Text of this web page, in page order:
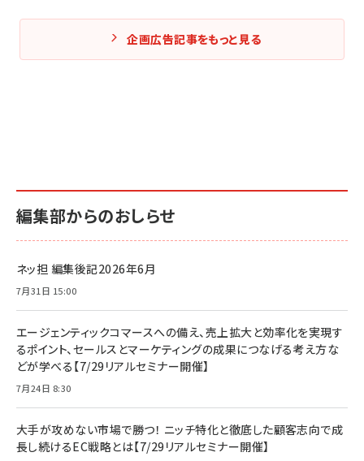
企画広告記事をもっと見る
編集部からのおしらせ
ネッ担 編集後記2026年6月
7月31日 15:00
エージェンティックコマースへの備え、売上拡大と効率化を実現す
るポイント、セールスとマーケティングの成果につなげる考え方な
どが学べる【7/29リアルセミナー開催】
7月24日 8:30
大手が攻めない市場で勝つ！ ニッチ特化と徹底した顧客志向で成
長し続けるEC戦略とは【7/29リアルセミナー開催】